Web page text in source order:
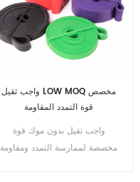
واجب ثقيل LOW MOQ مخصص
قوة التمدد المقاومة
واجب ثقيل بدون موك قوة
مخصصة لممارسة التمدد ومقاومة